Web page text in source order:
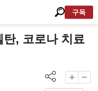
구독
, 코로나 치료